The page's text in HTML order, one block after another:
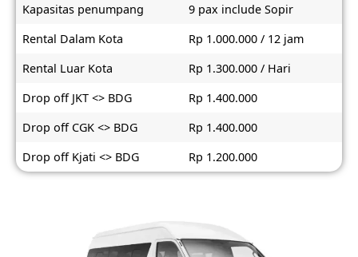
Kapasitas penumpang
9 pax include Sopir
Rental Dalam Kota
Rp 1.000.000 / 12 jam
Rental Luar Kota
Rp 1.300.000 / Hari
Drop off JKT <> BDG
Rp 1.400.000
Drop off CGK <> BDG
Rp 1.400.000
Drop off Kjati <> BDG
Rp 1.200.000